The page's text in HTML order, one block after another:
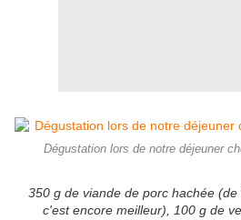
Dégustation lors de notre déjeuner
350 g de viande de porc hachée (de
c'est encore meilleur), 100 g de